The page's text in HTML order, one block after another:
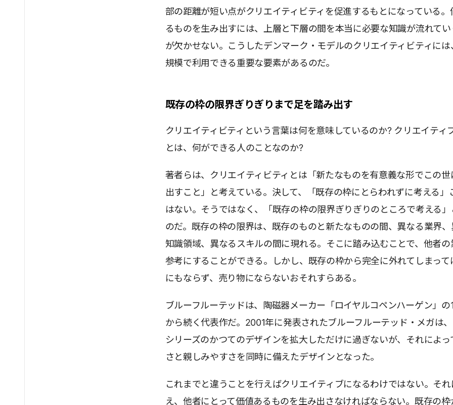
部の距離が短い点がクリエイティビティを促進するもとになっている。
るものを生み出すには、上層と下層の間を本当に必要な知識が流れて
が欠かせない。こうしたデンマーク・モデルのクリエイティビティには
規模で利用できる重要な要素があるのだ。
既存の枠の限界ぎりぎりまで足を踏み出す
クリエイティビティという言葉は何を意味しているのか? クリエイティ
とは、何ができる人のことなのか?
著者らは、クリエイティビティとは「新たなものを有意義な形でこの世
出すこと」と考えている。決して、「既存の枠にとらわれずに考える」
はない。そうではなく、「既存の枠の限界ぎりぎりのところで考える」
のだ。既存の枠の限界は、既存のものと新たなものの間、異なる業界
知識領域、異なるスキルの間に現れる。そこに踏み込むことで、他者の
参考にすることができる。しかし、既存の枠から完全に外れてしまって
にもならず、売り物にならないおそれすらある。
ブルーフルーテッドは、陶磁器メーカー「ロイヤルコペンハーゲン」の
から続く代表作だ。2001年に発表されたブルーフルーテッド・メガは
シリーズのかつてのデザインを拡大しただけに過ぎないが、それによっ
さと親しみやすさを同時に備えたデザインとなった。
これまでと違うことを行えばクリエイティブになるわけではない。それ
え、他者にとって価値あるものを生み出さなければならない。既存の枠